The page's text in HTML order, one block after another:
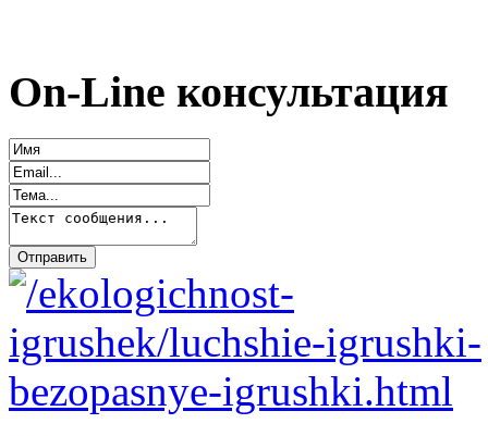
On-Line консультация